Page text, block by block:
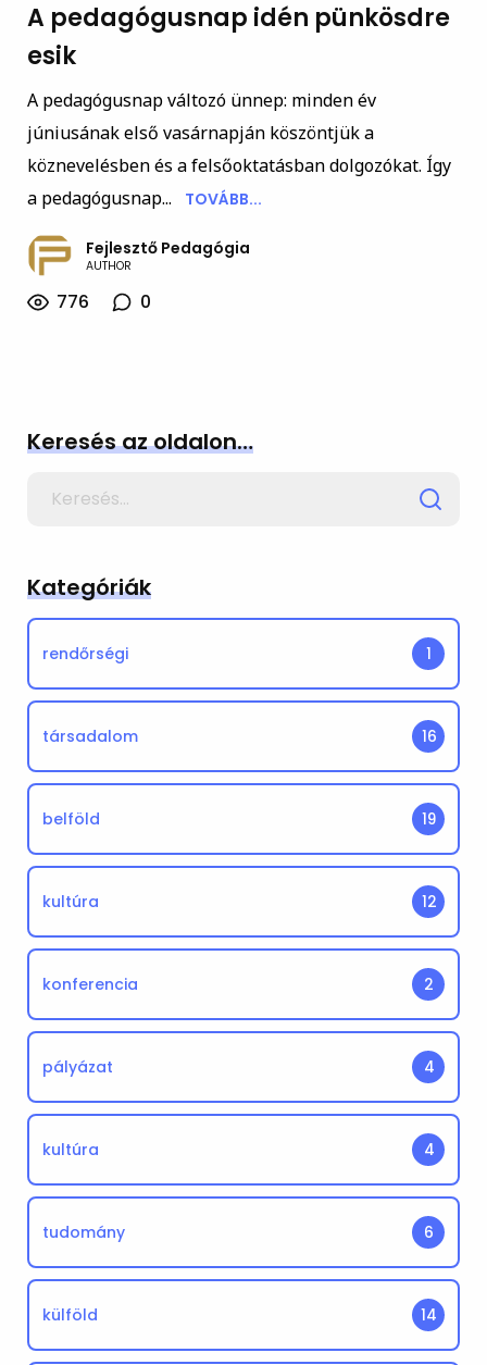
A pedagógusnap idén pünkösdre
esik
A pedagógusnap változó ünnep: minden év
júniusának első vasárnapján köszöntjük a
köznevelésben és a felsőoktatásban dolgozókat. Így
a pedagógusnap...
TOVÁBB...
Fejlesztő Pedagógia
AUTHOR
776 0
Keresés az oldalon…
Kategóriák
rendőrségi 1
társadalom 16
belföld 19
kultúra 12
konferencia 2
pályázat 4
kultúra 4
tudomány 6
külföld 14